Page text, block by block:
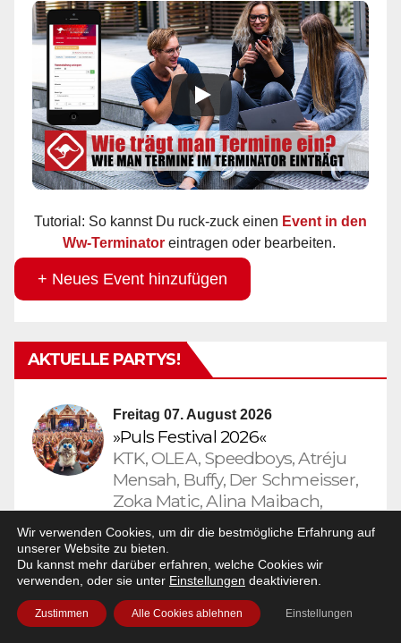
Tutorial: So kannst Du ruck-zuck einen Event in den
Ww-Terminator eintragen oder bearbeiten.
+ Neues Event hinzufügen
AKTUELLE PARTYS!
Freitag 07. August 2026
»Puls Festival 2026«
KTK, OLEA, Speedboys, Atréju
Mensah, Buffy, Der Schmeisser,
Zoka Matic, Alina Maibach,
Antidote, Blayze, Blurry, Chris
Klein, C. Vago, Dinel, Drittes OG,
Flink, Eliza Minelli, Emblaze, Feli,
Fricke, Fritzeo3, Fyke, Gino
Bandito, Hadrian, Henner
Montana, Indikka, Isang Load,
Wir verwenden Cookies, um dir die bestmögliche Erfahrung auf
unserer Website zu bieten.
Du kannst mehr darüber erfahren, welche Cookies wir
verwenden, oder sie unter Einstellungen deaktivieren.
Zustimmen Alle Cookies ablehnen Einstellungen